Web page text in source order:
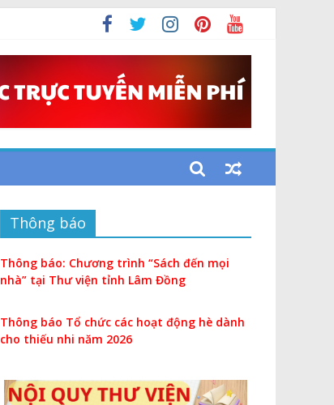
Thông báo
Thông báo: Chương trình “Sách đến mọi
nhà” tại Thư viện tỉnh Lâm Đồng
Thông báo Tổ chức các hoạt động hè dành
cho thiếu nhi năm 2026